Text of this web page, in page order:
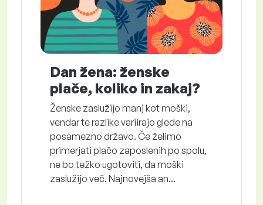
Dan žena: ženske
plače, koliko in zakaj?
Ženske zaslužijo manj kot moški,
vendar te razlike variirajo glede na
posamezno državo. Če želimo
primerjati plačo zaposlenih po spolu,
ne bo težko ugotoviti, da moški
zaslužijo več. Najnovejša an...